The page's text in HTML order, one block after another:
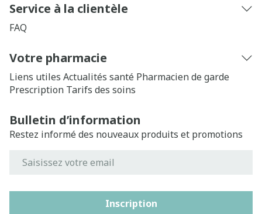
Service à la clientèle
FAQ
Votre pharmacie
Liens utiles Actualités santé Pharmacien de garde
Prescription Tarifs des soins
Bulletin d’information
Restez informé des nouveaux produits et promotions
Inscription